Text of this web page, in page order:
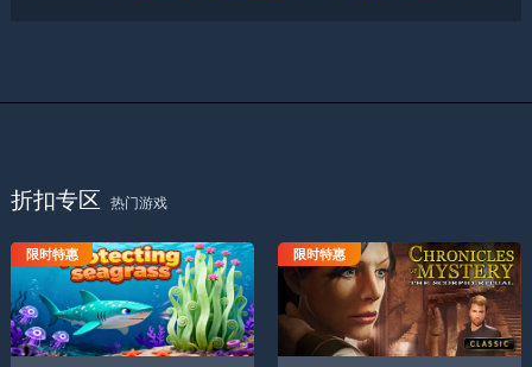
折扣专区 热门游戏
保护海草
限时特惠 神秘编年史天蝎座仪式
限时特惠